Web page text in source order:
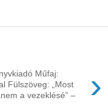
›
Műfaj:
Fülszöveg: „Most
a vezeklésé” –